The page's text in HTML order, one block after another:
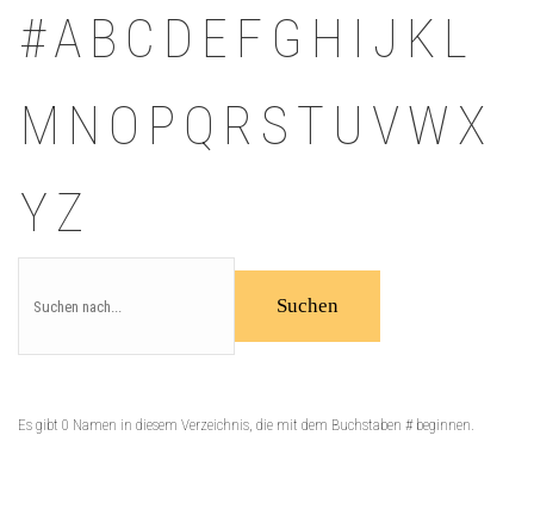
#AB C D E F G H I J K L
M N O P Q R ST U VWX
YZ
Es gibt 0 Namen in diesem Verzeichnis, die mit dem Buchstaben # beginnen.